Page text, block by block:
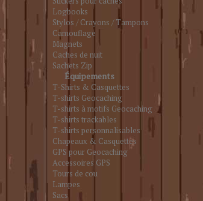
Logbooks
Stylos / Crayons / Tampons
Camouflage
Magnets
Caches de nuit
Sachets Zip
Équipements
T-Shirts & Casquettes
T-shirts Geocaching
T-shirts à motifs Geocaching
T-shirts trackables
T-shirts personnalisables
Chapeaux & Casquettes
GPS pour Geocaching
Accessoires GPS
Tours de cou
Lampes
Sacs